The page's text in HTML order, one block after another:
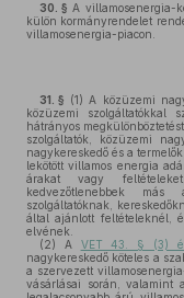
30. § A villamosenergia-
külön kormányrendelet
villamosenergia-piacon.
31. § (1) A közüzemi
közüzemi szolgáltatókkal
hátrányos
szolgáltatók, közüzemi
nagykereskedő és a
lekötött villamos energia
árakat vagy
kedvezőtlenebbek
szolgáltatóknak,
által ajánlott feltételeknél,
elvének.
(2) A VET 43. § (3)
nagykereskedő köteles a
a szervezett
vásárlásai során, valamint